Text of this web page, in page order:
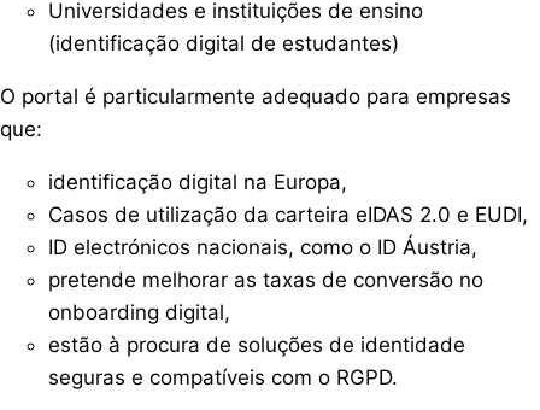
Universidades e instituições de ensino
(identificação digital de estudantes)
O portal é particularmente adequado para empresas
que:
identificação digital na Europa,
Casos de utilização da carteira eIDAS 2.0 e EUDI,
ID electrónicos nacionais, como o ID Áustria,
pretende melhorar as taxas de conversão no
onboarding digital,
estão à procura de soluções de identidade
seguras e compatíveis com o RGPD.